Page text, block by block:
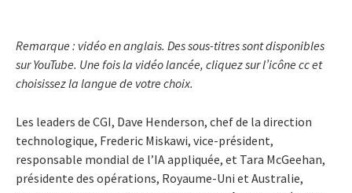
Remarque : vidéo en anglais. Des sous-titres sont disponibles
sur YouTube. Une fois la vidéo lancée, cliquez sur l’icône cc et
choisissez la langue de votre choix.
Les leaders de CGI, Dave Henderson, chef de la direction
technologique, Frederic Miskawi, vice-président,
responsable mondial de l’IA appliquée, et Tara McGeehan,
présidente des opérations, Royaume-Uni et Australie,